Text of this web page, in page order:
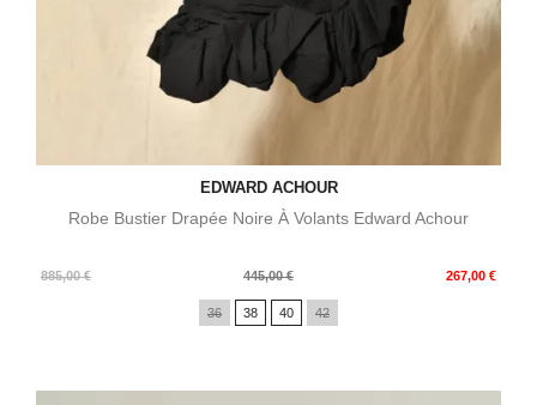
EDWARD ACHOUR
Robe Bustier Drapée Noire À Volants Edward Achour
885,00 €
Prix
445,00 € 267,00 €
Prix
36 38 40 42